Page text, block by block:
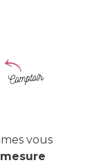
vous